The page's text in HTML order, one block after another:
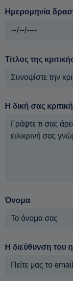
Ημερομηνία
Τίτλος της
Η δική σας κριτική
Όνομα
Η διεύθυνση του